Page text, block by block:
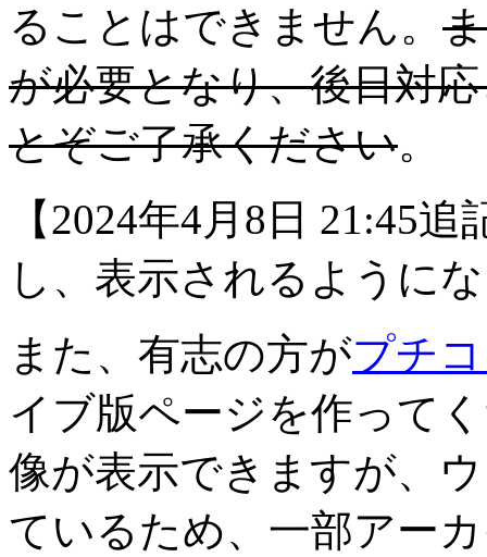
ることはできません。
が必要となり、後日対
とぞご了承ください。
【2024年4月8日 21:45
し、表示されるように
また、有志の方がプチ
イブ版ページを作って
像が表示できますが、
ているため、一部アー